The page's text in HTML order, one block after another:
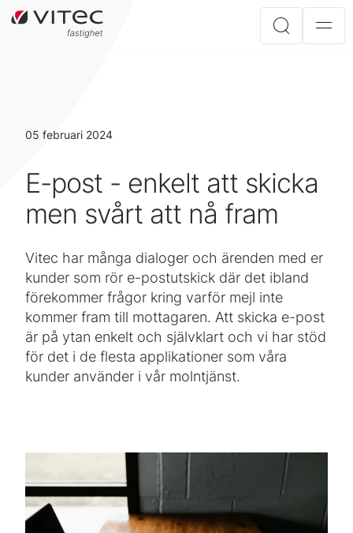
05 februari 2024
E-post - enkelt att skicka
men svårt att nå fram
‎Vitec har många dialoger och ärenden med er
kunder som rör e-postutskick där det ibland
förekommer frågor kring varför mejl inte
kommer fram till mottagaren. Att skicka e-post
är på ytan enkelt och självklart och vi har stöd
för det i de flesta applikationer som våra
kunder använder i vår molntjänst.